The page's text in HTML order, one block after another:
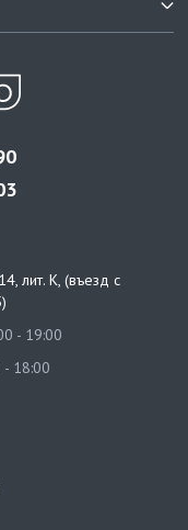
лит. К, (въезд с
- 19:00
- 18:00